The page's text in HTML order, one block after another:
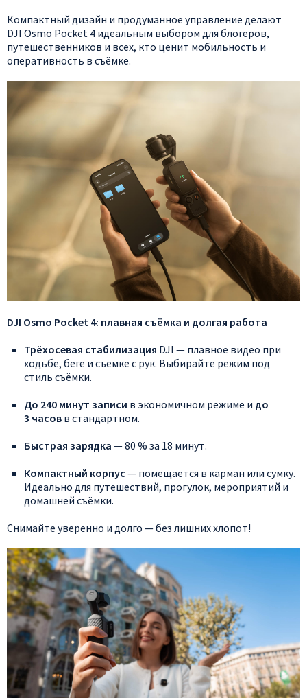
Компактный дизайн и продуманное управление делают
DJI Osmo Pocket 4 идеальным выбором для блогеров,
путешественников и всех, кто ценит мобильность и
оперативность в съёмке.
DJI Osmo Pocket 4: плавная съёмка и долгая работа
Трёхосевая стабилизация DJI — плавное видео при
ходьбе, беге и съёмке с рук. Выбирайте режим под
стиль съёмки.
До 240 минут записи в экономичном режиме и до
3 часов в стандартном.
Быстрая зарядка — 80 % за 18 минут.
Компактный корпус — помещается в карман или сумку.
Идеально для путешествий, прогулок, мероприятий и
домашней съёмки.
Снимайте уверенно и долго — без лишниххлопот!